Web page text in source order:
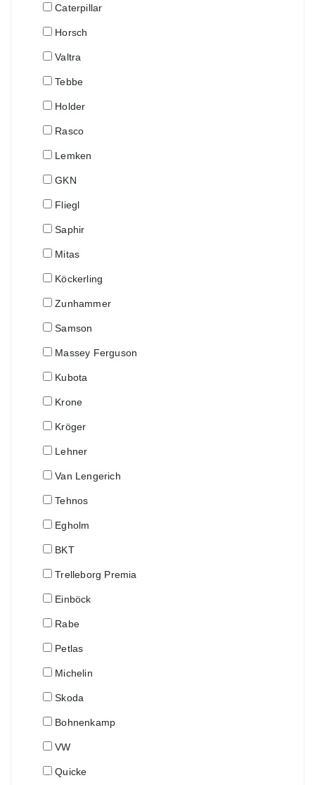
Caterpillar
Horsch
Valtra
Tebbe
Holder
Rasco
Lemken
GKN
Fliegl
Saphir
Mitas
Köckerling
Zunhammer
Samson
Massey Ferguson
Kubota
Krone
Kröger
Lehner
Van Lengerich
Tehnos
Egholm
BKT
Trelleborg Premia
Einböck
Rabe
Petlas
Michelin
Skoda
Bohnenkamp
VW
Quicke